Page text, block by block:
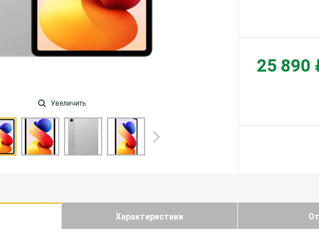
Увеличить
25 890
Характеристики